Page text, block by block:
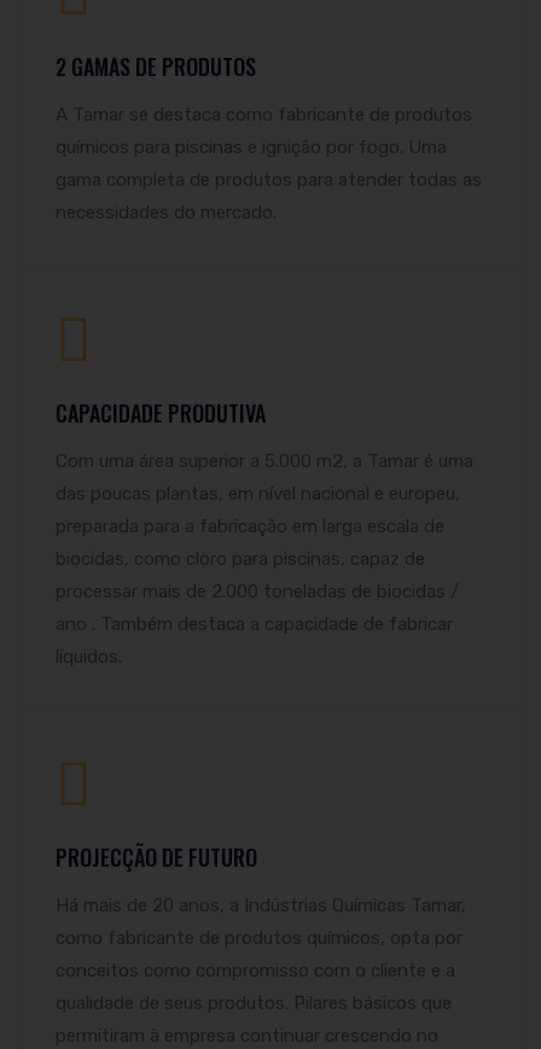
2 GAMAS DE PRODUTOS
A Tamar se destaca como fabricante de produtos
químicos para piscinas e ignição por fogo. Uma
gama completa de produtos para atender todas as
necessidades do mercado.
CAPACIDADE PRODUTIVA
Com uma área superior a 5.000 m2, a Tamar é uma
das poucas plantas, em nível nacional e europeu,
preparada para a fabricação em larga escala de
biocidas, como cloro para piscinas, capaz de
processar mais de 2.000 toneladas de biocidas /
ano . Também destaca a capacidade de fabricar
líquidos.
PROJECÇÃO DE FUTURO
Há mais de 20 anos, a Indústrias Químicas Tamar,
como fabricante de produtos químicos, opta por
conceitos como compromisso com o cliente e a
qualidade de seus produtos. Pilares básicos que
permitiram à empresa continuar crescendo no